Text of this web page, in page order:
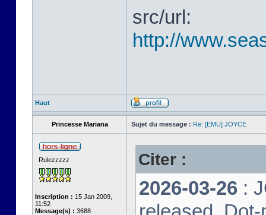
src/url:
http://
Haut
Princesse Mariana Sujet du message : Re: [EMU] JOYCE
Rulezzzzz
Inscription : 15 Jan 2009,
11:52
Message(s) : 3688
Citer :
2026-03-26 :